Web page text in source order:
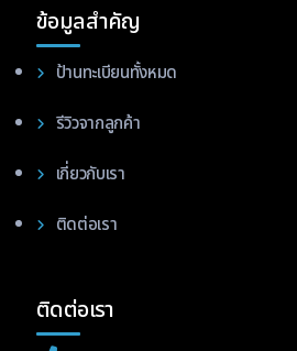
ข้อมูลสำคัญ
ป้านทะเบียนทั้งหมด
รีวิวจากลูกค้า
เกี่ยวกับเรา
ติดต่อเรา
ติดต่อเรา